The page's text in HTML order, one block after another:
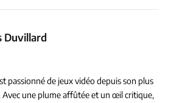
Duvillard
passionné de jeux vidéo depuis son plus
Avec une plume affûtée et un œil critique,